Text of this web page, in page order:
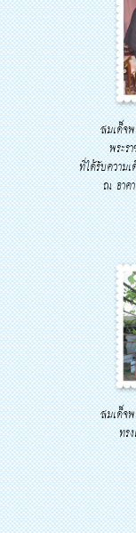
สมเด็จ
พระร
ที่ได้รับความ
ณ อาค
สมเด็จ
ทร